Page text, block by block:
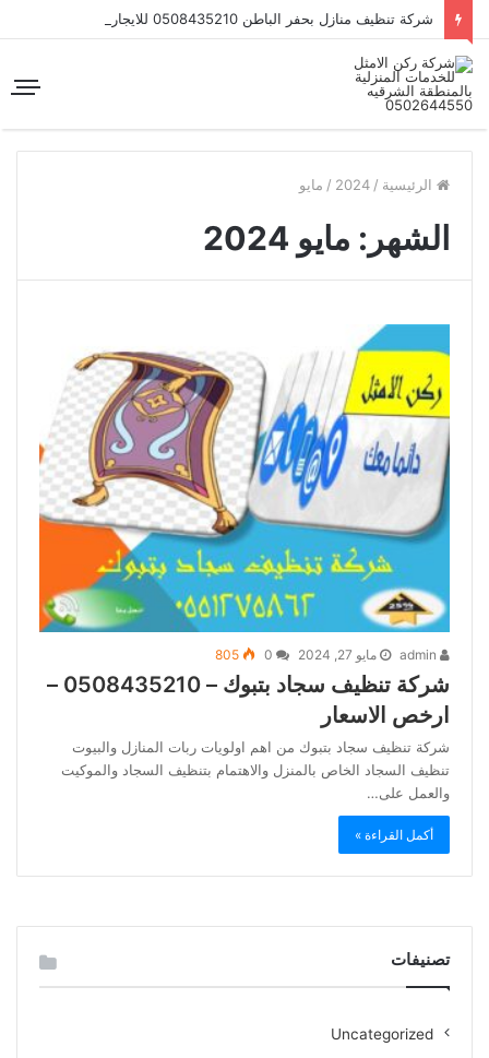
شركة تنظيف منازل بحفر الباطن 0508435210 للايجار
الرئيسية /
2024
/ مايو
الشهر: مايو 2024
مايو 27, 2024 805
شركة تنظيف سجاد بتبوك – 0508435210 –
ارخص الاسعار
شركة تنظيف سجاد بتبوك من اهم اولويات ربات المنازل والبيوت
تنظيف السجاد الخاص بالمنزل والاهتمام بتنظيف السجاد والموكيت
والعمل على…
أكمل القراءة »
تصنيفات
Uncategorized